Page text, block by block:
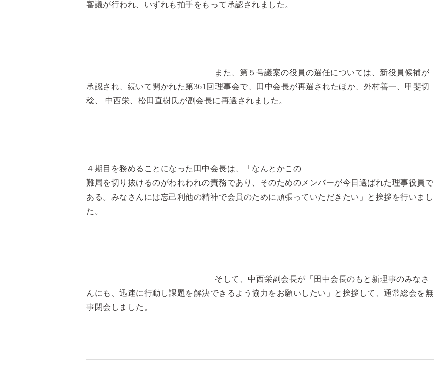
審議が行われ、いずれも拍手をもって承認されました。
また、第５号議案の役員の選任については、新役員候補が
承認され、続いて開かれた第361回理事会で、田中会長が再選されたほか、外村善一、甲斐切
稔、 中西栄、松田直樹氏が副会長に再選されました。
４期目を務めることになった田中会長は、「なんとかこの
難局を切り抜けるのがわれわれの責務であり、そのためのメンバーが今日選ばれた理事役員で
ある。みなさんには忘己利他の精神で会員のために頑張っていただきたい」と挨拶を行いまし
た。
そして、中西栄副会長が「田中会長のもと新理事のみなさ
んにも、迅速に行動し課題を解決できるよう協力をお願いしたい」と挨拶して、通常総会を無
事閉会しました。